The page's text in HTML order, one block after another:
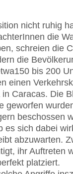
nicht ruhig
die
schreien die
die
bis 200
einen
Caracas. Die
geworfen
beschossen
es sich dabei
abzuwarten.
ihr Auftreten
platziert.